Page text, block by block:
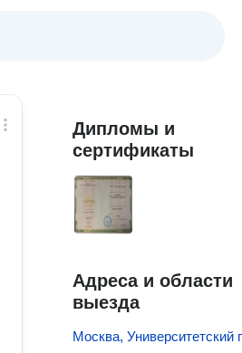
Дипломы и
сертификаты
Адреса и области
выезда
Москва, Университетский